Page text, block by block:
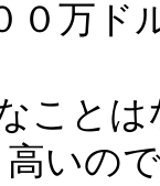
０万ド
こと
いの